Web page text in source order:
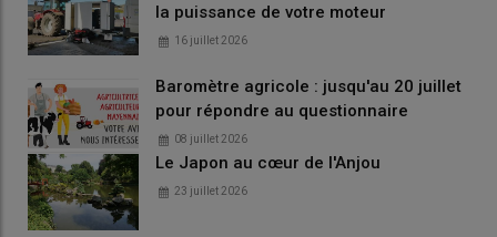
la puissance de votre moteur
16 juillet 2026
Baromètre agricole : jusqu'au 20 juillet
pour répondre au questionnaire
08 juillet 2026
Le Japon au cœur de l'Anjou
23 juillet 2026